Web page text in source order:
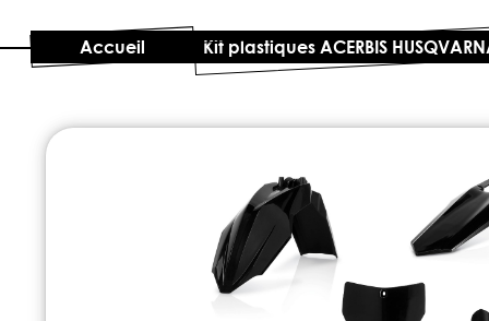
Accueil Kit plastiques ACERBIS
Skip